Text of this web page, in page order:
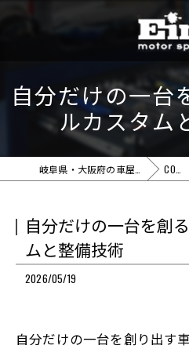
自分だけの一台
ルカスタム
COLUMN
自分だけの一台を創
ムと整備技術
2026/05/19
自分だけの一台を創り出す